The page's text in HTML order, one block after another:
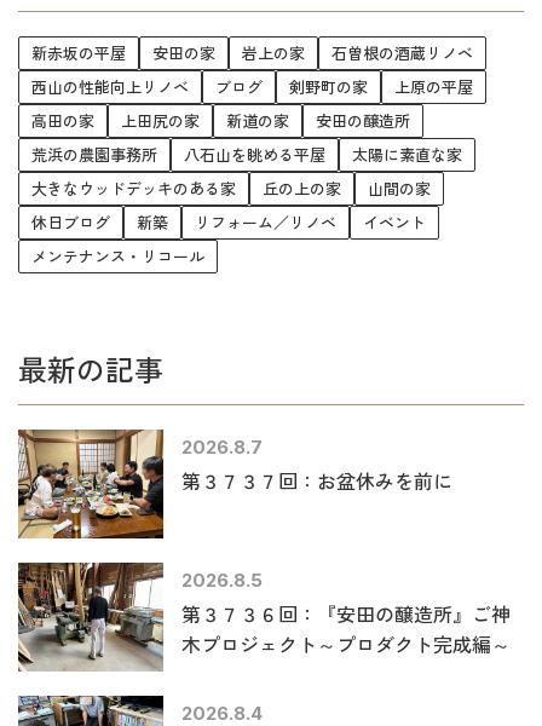
新赤坂の平屋 安田の家 岩上の家
石曽根の酒蔵リノベ
西山の性能向上リノベ
ブログ 剣野町の家
上原の平屋
高田の家
上田尻の家 新道の家
安田の醸造所
荒浜の農園事務所
八石山を眺める平屋
太陽に素直な家
大きなウッドデッキのある家
丘の上の家
山間の家
休日ブログ
新築 リフォーム／リノベ
イベント
メンテナンス・リコール
最新の記事
2026.8.7
第３７３７回：お盆休みを前に
2026.8.5
第３７３６回：『安田の醸造所』ご神
木プロジェクト～プロダクト完成編～
2026.8.4